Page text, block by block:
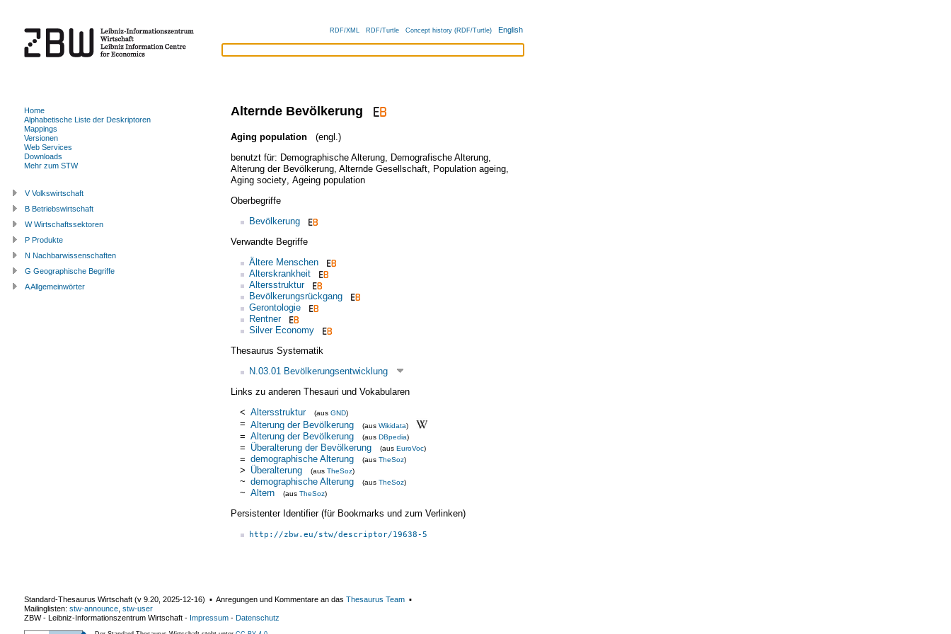
RDF/XML RDF/Turtle Concept history (RDF/Turtle) English
Alternde Bevölkerung
Aging population
(engl.)
benutzt für: Demographische Alterung, Demografische Alterung,
Alterung der Bevölkerung, Alternde Gesellschaft, Population ageing,
Aging society, Ageing population
Oberbegriffe
Bevölkerung
Verwandte Begriffe
Ältere Menschen
Alterskrankheit
Altersstruktur
Bevölkerungsrückgang
Gerontologie
Rentner
Silver Economy
Thesaurus Systematik
N.03.01 Bevölkerungsentwicklung
Links zu anderen Thesauri und Vokabularen
< Altersstruktur (aus GND)
= Alterung der Bevölkerung (aus Wikidata)
= Alterung der Bevölkerung (aus DBpedia)
= Überalterung der Bevölkerung (aus EuroVoc)
= demographische Alterung (aus TheSoz)
> Überalterung (aus TheSoz)
~ demographische Alterung (aus TheSoz)
~ Altern (aus TheSoz)
Persistenter Identifier (für Bookmarks und zum Verlinken)
http://zbw.eu/stw/descriptor/19638-5
Home
Alphabetische Liste der Deskriptoren
Mappings
Versionen
Web Services
Downloads
Mehr zum STW
V Volkswirtschaft
B Betriebswirtschaft
W Wirtschaftssektoren
P Produkte
N Nachbarwissenschaften
G Geographische Begriffe
A Allgemeinwörter
Standard-Thesaurus Wirtschaft (v 9.20 2025-12-16) ▪ Anregungen und Kommentare an das Thesaurus Team ▪
Mailinglisten: stw-announce stw-user
ZBW - Leibniz-Informationszentrum Wirtschaft - Impressum - Datenschutz